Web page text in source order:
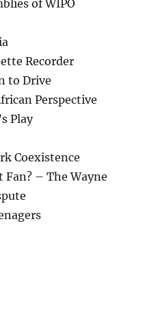
of WIPO
Recorder
to Drive
Perspective
Play
Coexistence
– The Wayne